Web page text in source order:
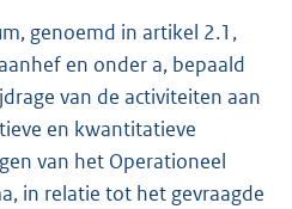
genoemd in artikel 2.1,
en onder a, bepaald
van de activiteiten aan
en kwantitatieve
van het Operationeel
in relatie tot het gevraagde